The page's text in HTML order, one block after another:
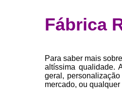
Fábrica
Para saber mais
altíssima qualidade.
geral,
mercado, ou